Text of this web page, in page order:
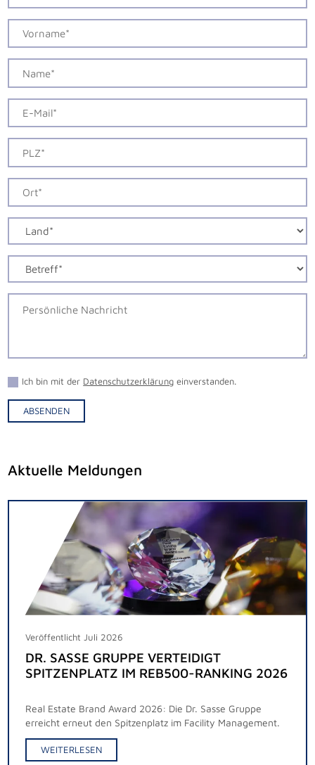
Ich bin mit der Datenschutzerklärung einverstanden.
ABSENDEN
Aktuelle Meldungen
Veröffentlicht Juli 2026
DR. SASSE GRUPPE VERTEIDIGT
SPITZENPLATZ IM REB500-RANKING 2026
Real Estate Brand Award 2026: Die Dr. Sasse Gruppe
erreicht erneut den Spitzenplatz im Facility Management.
WEITERLESEN